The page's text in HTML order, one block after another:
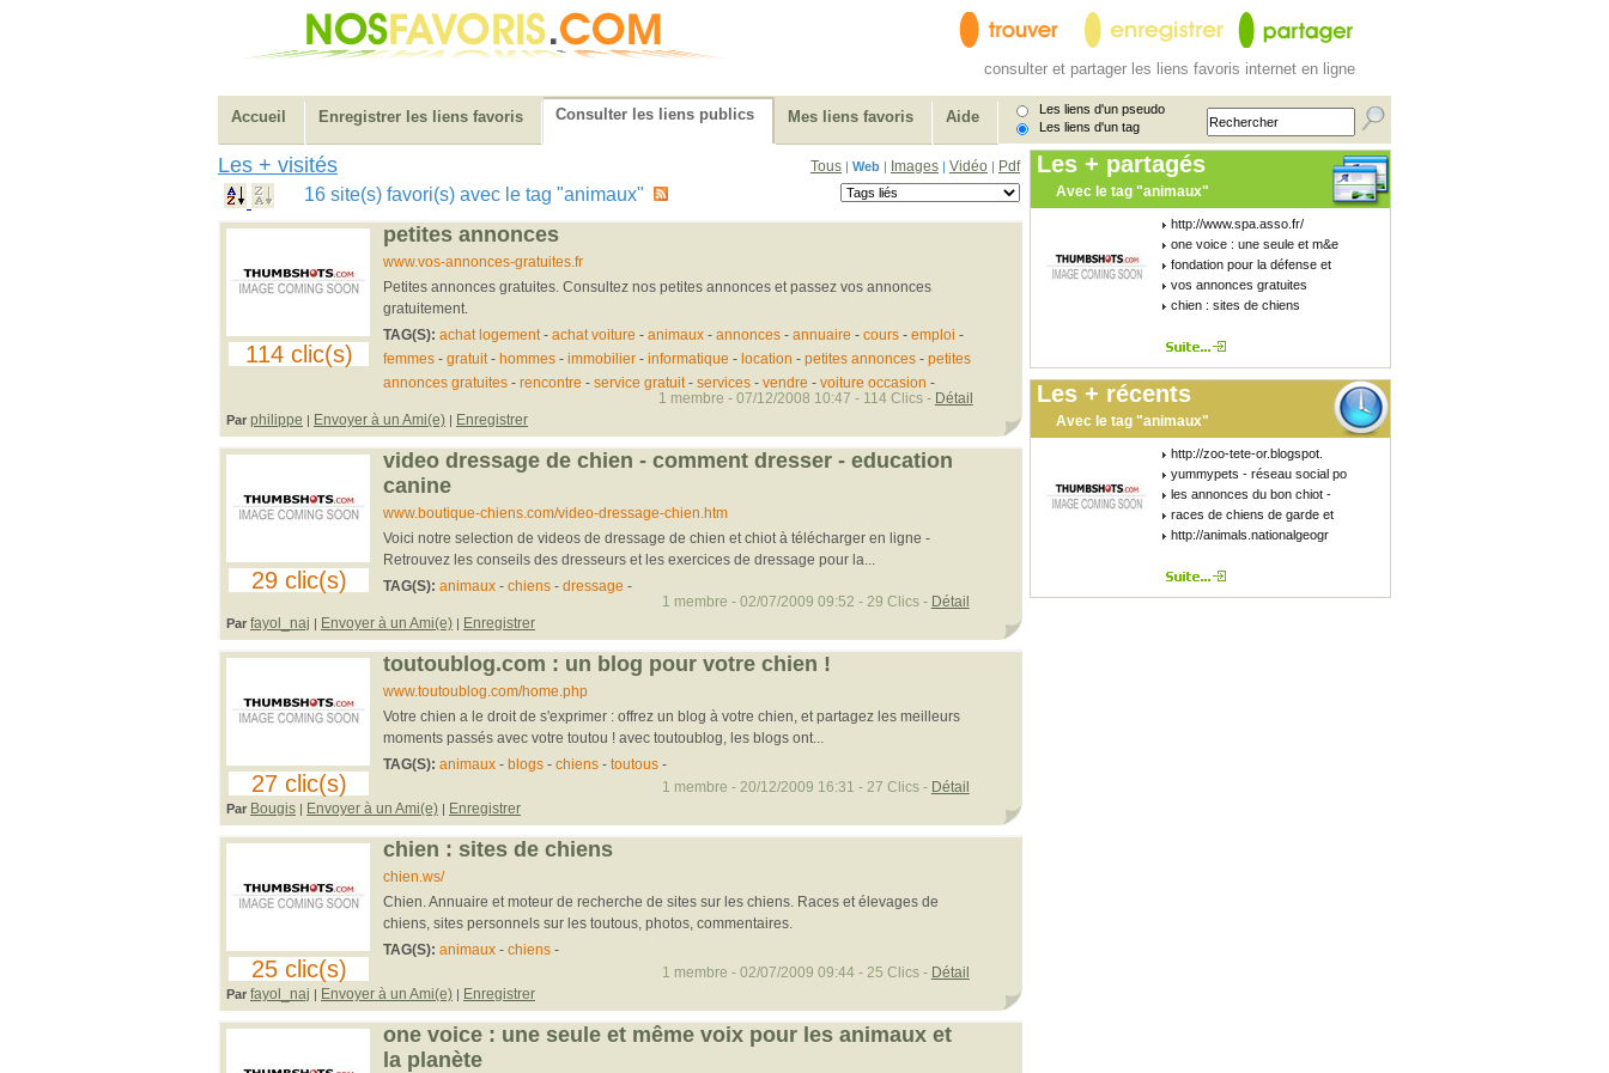
consulter et partager les liens favoris internet en ligne
Accueil Enregistrer les liens favoris Consulter les liens publics Mes liens favoris Aide
Les liens d'un pseudo
Les liens d'un tag
Les + visités Tous | Web | Images | Vidéo | Pdf
16 site(s) favori(s) avec le tag "animaux"
114 clic(s)
petites annonces
www.vos-annonces-gratuites.fr
Petites annonces gratuites. Consultez nos petites annonces et passez vos annonces
gratuitement.
TAG(S): achat logement- achat voiture - animaux- annonces- annuaire - cours- emploi -
femmes- gratuit- hommes- immobilier- informatique - location - petites annonces- petites
annonces gratuites- rencontre - service gratuit- services- vendre - voiture occasion -
Par philippe | Envoyer à un Ami(e) | Enregistrer
1 membre - 07/12/2008 10:47 - 114 Clics - Détail
29 clic(s)
video dressage de chien - comment dresser - education
canine
www.boutique-chiens.com/video-dressage-chien.htm
Voici notre selection de videos de dressage de chien et chiot à télécharger en ligne -
Retrouvez les conseils des dresseurs et les exercices de dressage pour la...
TAG(S): animaux- chiens- dressage -
Par fayol_naj | Envoyer à un Ami(e) | Enregistrer
1 membre - 02/07/2009 09:52 - 29 Clics - Détail
27 clic(s)
toutoublog.com : un blog pour votre chien !
www.toutoublog.com/home.php
Votre chien a le droit de s'exprimer : offrez un blog à votre chien, et partagez les meilleurs
moments passés avec votre toutou ! avec toutoublog, les blogs ont...
TAG(S): animaux- blogs- chiens- toutous-
Par Bougis | Envoyer à un Ami(e) | Enregistrer
1 membre - 20/12/2009 16:31 - 27 Clics - Détail
25 clic(s)
chien : sites de chiens
chien.ws/
Chien. Annuaire et moteur de recherche de sites sur les chiens. Races et élevages de
chiens, sites personnels sur les toutous, photos, commentaires.
TAG(S): animaux- chiens-
Par fayol_naj | Envoyer à un Ami(e) | Enregistrer
1 membre - 02/07/2009 09:44 - 25 Clics - Détail
one voice : une seule et même voix pour les animaux et
la planète
Les + partagés
Avec le tag "animaux"
http://www.spa.asso.fr/
one voice : une seule et m&e
fondation pour la défense et
vos annonces gratuites
chien : sites de chiens
Les + récents
Avec le tag "animaux"
http://zoo-tete-or.blogspot.
yummypets - réseau social po
les annonces du bon chiot -
races de chiens de garde et
http://animals.nationalgeogr